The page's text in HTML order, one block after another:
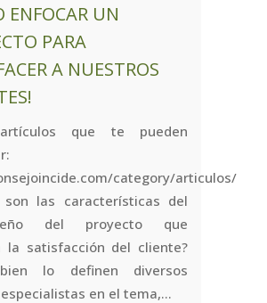
ENFOCAR UN
PARA
A NUESTROS
que te pueden
category/articulos/
son las características del
del proyecto que
la satisfacción del cliente?
lo definen diversos
en el tema,...